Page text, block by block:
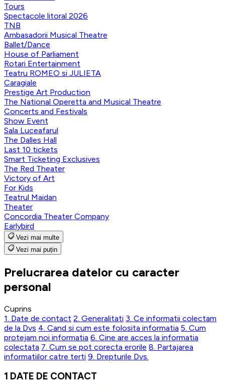
Tours
Spectacole litoral 2026
TNB
Ambasadorii Musical Theatre
Ballet/Dance
House of Parliament
Rotari Entertainment
Teatru ROMEO si JULIETA
Caragiale
Prestige Art Production
The National Operetta and Musical Theatre
Concerts and Festivals
Show Event
Sala Luceafarul
The Dalles Hall
Last 10 tickets
Smart Ticketing Exclusives
The Red Theater
Victory of Art
For Kids
Teatrul Maidan
Theater
Concordia Theater Company
Earlybird
Vezi mai multe
Vezi mai puțin
Prelucrarea datelor cu caracter
personal
Cuprins
1. Date de contact 2. Generalitati 3. Ce informatii colectam
de la Dvs 4. Cand si cum este folosita informatia 5. Cum
protejam noi informatia 6. Cine are acces la informatia
colectata 7. Cum se pot corecta erorile 8. Partajarea
informatiilor catre terti 9. Drepturile Dvs.
1 DATE DE CONTACT